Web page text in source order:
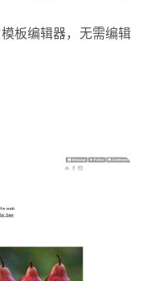
板编辑器，无需编辑